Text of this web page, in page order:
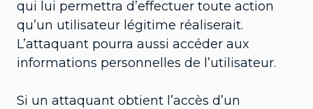
qui lui permettra d’effectuer toute action
qu’un utilisateur légitime réaliserait.
L’attaquant pourra aussi accéder aux
informations personnelles de l’utilisateur.
Si un attaquant obtient l’accès d’un